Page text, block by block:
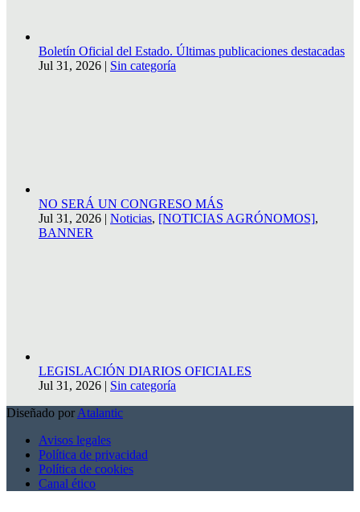
Boletín Oficial del Estado. Últimas publicaciones destacadas
Jul 31, 2026 | Sin categoría
NO SERÁ UN CONGRESO MÁS
Jul 31, 2026 | Noticias, [NOTICIAS AGRÓNOMOS],
BANNER
LEGISLACIÓN DIARIOS OFICIALES
Jul 31, 2026 | Sin categoría
Diseñado por Atalantic
Avisos legales
Política de privacidad
Política de cookies
Canal ético